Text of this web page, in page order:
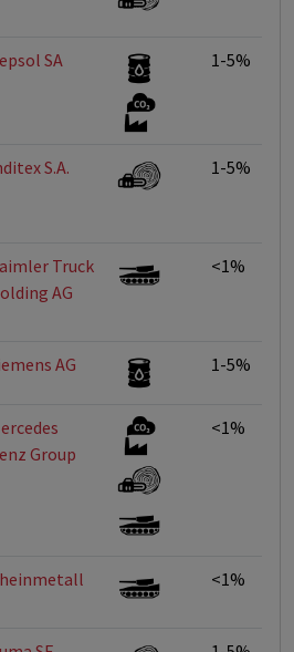
SA 1-5%
S.A. 1-5%
Truck
AG
<1%
AG 1-5%
Group
<1%
<1%